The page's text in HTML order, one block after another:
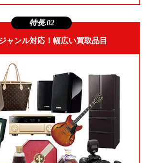
特長.02
ャンル対応！幅広い買取品目